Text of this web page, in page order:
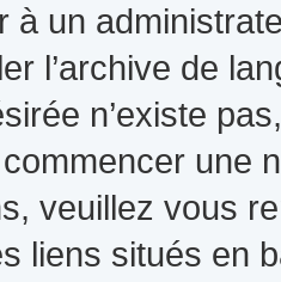
à un
l’archive de
n’existe
une
veuillez vous
liens situés en